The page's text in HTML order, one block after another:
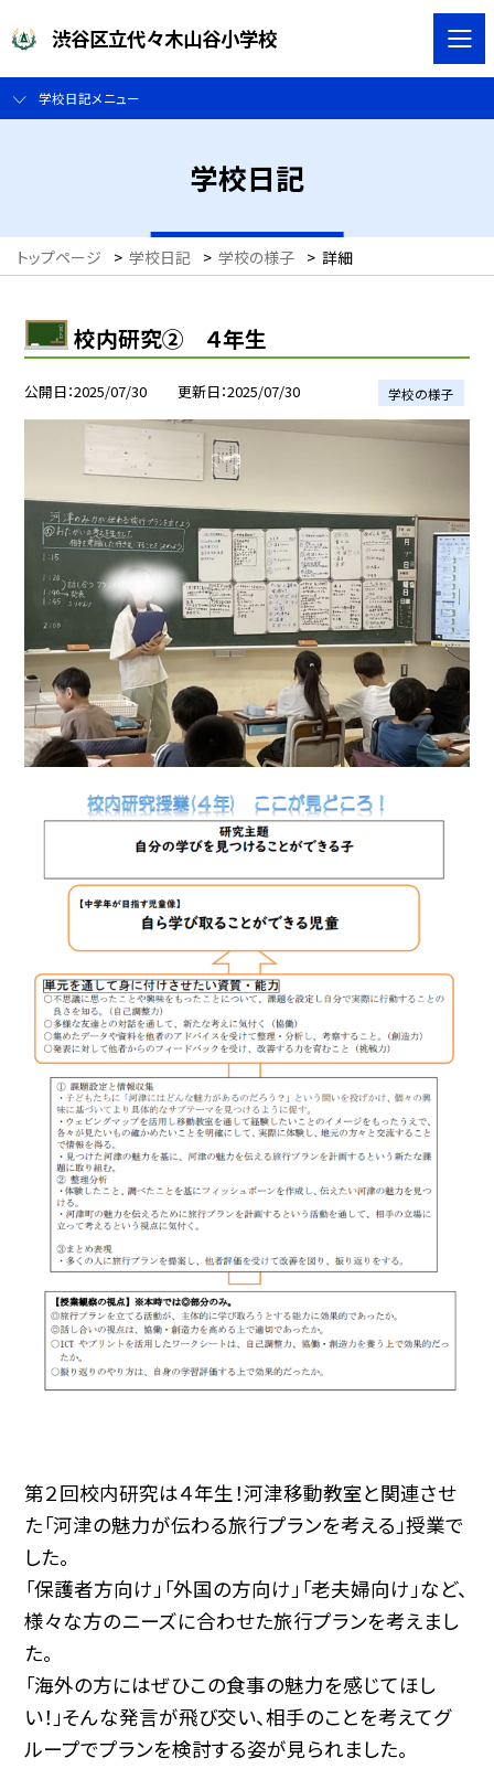
渋谷区立代々木山谷小学校
学校日記メニュー
学校日記
トップページ > 学校日記 > 学校の様子 > 詳細
校内研究② ４年生
公開日 2025/07/30 更新日 2025/07/30 学校の様子
第２回校内研究は４年生！河津移動教室と関連させ
た「河津の魅力が伝わる旅行プランを考える」授業で
した。
「保護者方向け」「外国の方向け」「老夫婦向け」など、
様々な方のニーズに合わせた旅行プランを考えまし
た。
「海外の方にはぜひこの食事の魅力を感じてほし
い！」そんな発言が飛び交い、相手のことを考えてグ
ループでプランを検討する姿が見られました。